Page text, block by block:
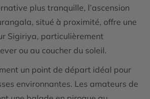
plus tranquille, l’ascension
, situé à proximité, offre une
Sigiriya, particulièrement
ou au coucher du soleil.
un point de départ idéal pour
environnantes. Les amateurs de